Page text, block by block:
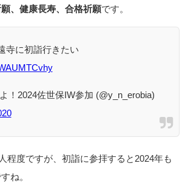
、健康長寿、合格祈願です。
寺に初詣行きたい
！2024佐世保IW参加 (@y_n_erobia)
程度ですが、初詣に参拝すると2024年も
ね。